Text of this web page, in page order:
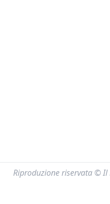
Riproduzione riservata © Il